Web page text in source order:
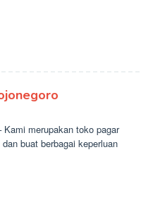
merupakan toko pagar
buat berbagai keperluan